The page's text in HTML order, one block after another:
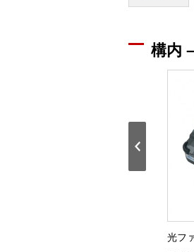
構内
光フ